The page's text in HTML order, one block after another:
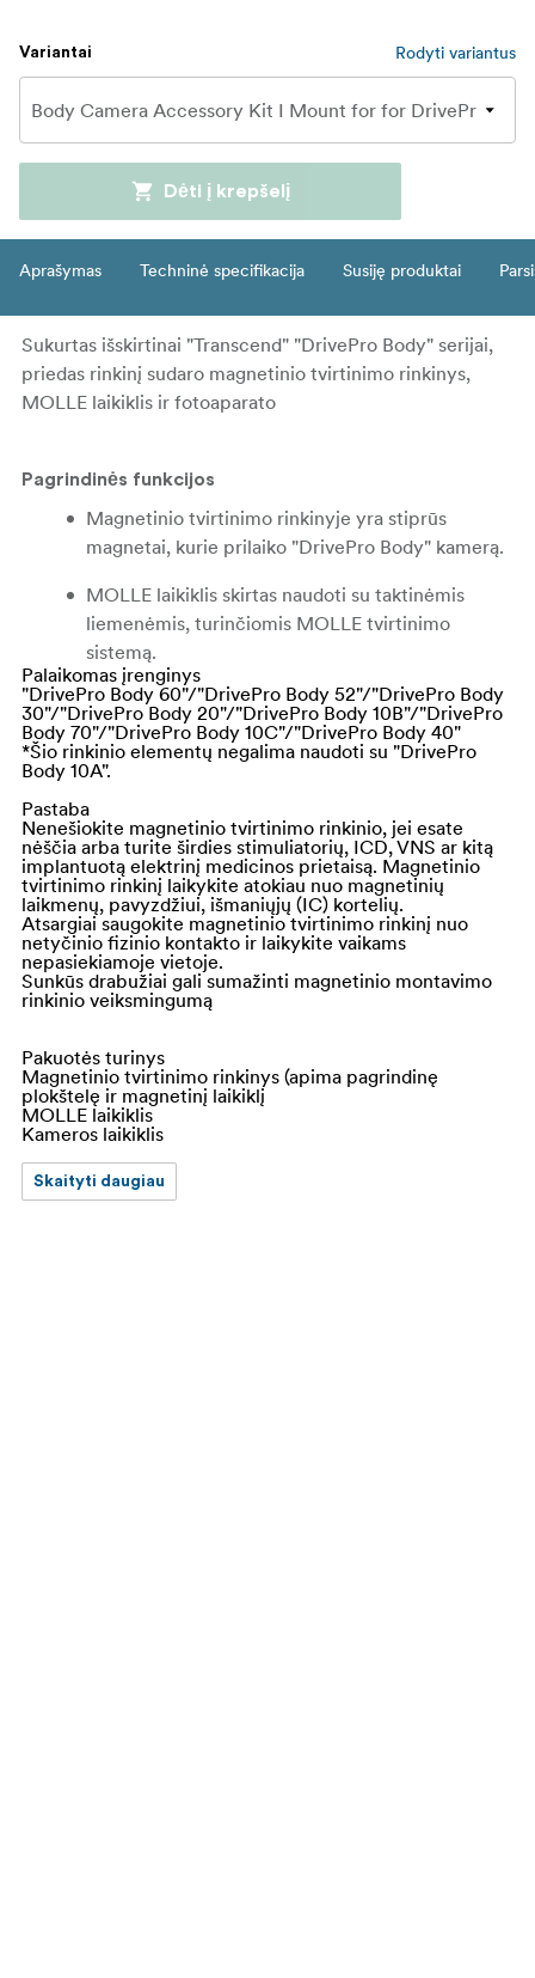
Variantai Rodyti variantus
Dėti į krepšelį
Aprašymas Techninė specifikacija Susiję produktai
Sukurtas išskirtinai "Transcend" "DrivePro Body" serijai,
priedas rinkinį sudaro magnetinio tvirtinimo rinkinys,
MOLLE laikiklis ir fotoaparato
Pagrindinės funkcijos
Magnetinio tvirtinimo rinkinyje yra stiprūs
magnetai, kurie prilaiko "DrivePro Body" kamerą.
MOLLE laikiklis skirtas naudoti su taktinėmis
liemenėmis, turinčiomis MOLLE tvirtinimo
sistemą.
Kėbulo kamerą laikantį laikiklį galima surinkti su
magnetiniu laikikliu arba MOLLE laikikliu.
Palaikomas įrenginys
"DrivePro Body 60"/"DrivePro Body 52"/"DrivePro Body
30"/"DrivePro Body 20"/"DrivePro Body 10B"/"DrivePro
Body 70"/"DrivePro Body 10C"/"DrivePro Body 40"
*Šio rinkinio elementų negalima naudoti su "DrivePro
Body 10A".
Pastaba
Nenešiokite magnetinio tvirtinimo rinkinio, jei esate
nėščia arba turite širdies stimuliatorių, ICD, VNS ar kitą
implantuotą elektrinį medicinos prietaisą. Magnetinio
tvirtinimo rinkinį laikykite atokiau nuo magnetinių
laikmenų, pavyzdžiui, išmaniųjų (IC) kortelių.
Atsargiai saugokite magnetinio tvirtinimo rinkinį nuo
netyčinio fizinio kontakto ir laikykite vaikams
nepasiekiamoje vietoje.
Sunkūs drabužiai gali sumažinti magnetinio montavimo
rinkinio veiksmingumą
Pakuotės turinys
Magnetinio tvirtinimo rinkinys (apima pagrindinę
plokštelę ir magnetinį laikiklį
MOLLE laikiklis
Kameros laikiklis
Skaityti daugiau